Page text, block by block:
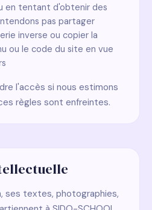
en tentant d'obtenir des
pas partager
inverse ou copier la
ou le code du site en vue
l'accès si nous estimons
règles sont enfreintes.
ses textes, photographies,